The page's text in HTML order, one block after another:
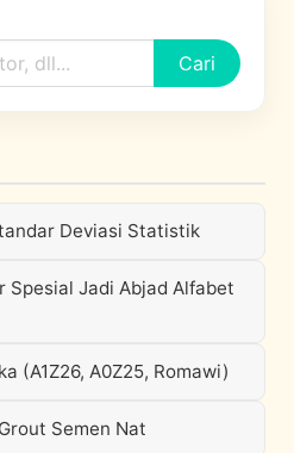
Cari
Deviasi Statistik
Spesial Jadi Abjad Alfabet
(A1Z26, A0Z25, Romawi)
Semen Nat